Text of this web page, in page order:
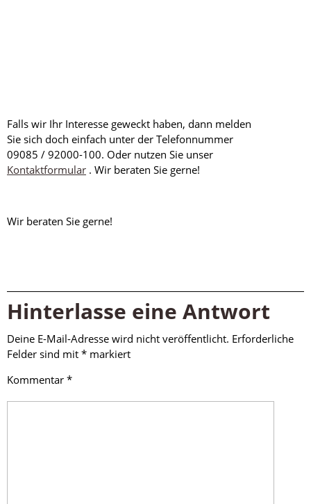
Falls wir Ihr Interesse geweckt haben, dann melden
Sie sich doch einfach unter der Telefonnummer
09085 / 92000-100. Oder nutzen Sie unser
Kontaktformular . Wir beraten Sie gerne!
Wir beraten Sie gerne!
Hinterlasse eine Antwort
Deine E-Mail-Adresse wird nicht veröffentlicht. Erforderliche
Felder sind mit * markiert
Kommentar *